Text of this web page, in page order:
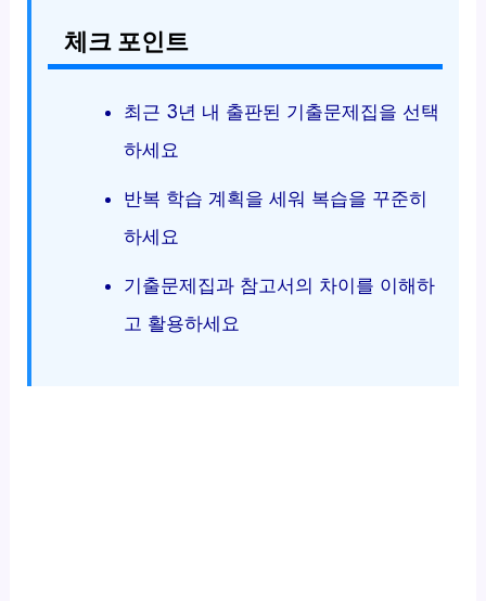
체크 포인트
최근 3년 내 출판된 기출문제집을 선택
하세요
반복 학습 계획을 세워 복습을 꾸준히
하세요
기출문제집과 참고서의 차이를 이해하
고 활용하세요